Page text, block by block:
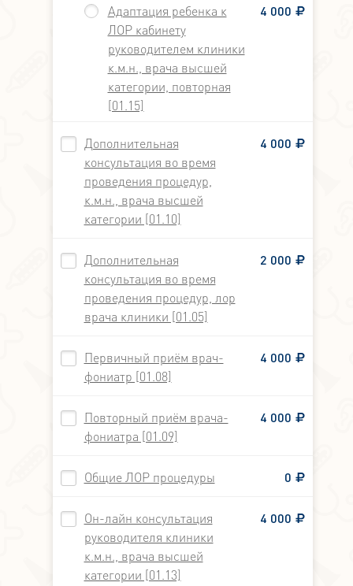
Адаптация ребенка к
ЛОР кабинету
руководителем клиники
к.м.н., врача высшей
категории, повторная
[01.15]
4 000
Дополнительная
консультация во время
проведения процедур,
к.м.н., врача высшей
категории [01.10]
4 000
Дополнительная
консультация во время
проведения процедур, лор
врача клиники [01.05]
2 000
Первичный приём врач-
фониатр [01.08]
4 000
Повторный приём врача-
фониатра [01.09]
4 000
Общие ЛОР процедуры 0
Он-лайн консультация
руководителя клиники
к.м.н., врача высшей
категории [01.13]
4 000